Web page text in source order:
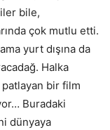
bile,
çok mutlu etti.
yurt dışına da
Halka
bir film
Buradaki
dünyaya